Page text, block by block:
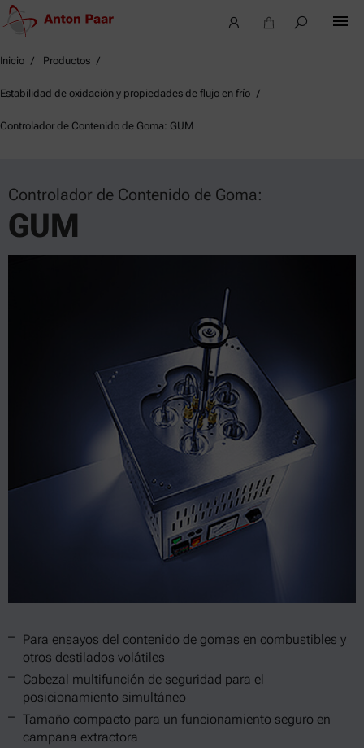
Inicio Productos
Estabilidad de oxidación y propiedades de flujo en frío
Controlador de Contenido de Goma: GUM
Controlador de Contenido de Goma:
GUM
Para ensayos del contenido de gomas en combustibles y
otros destilados volátiles
Cabezal multifunción de seguridad para el
posicionamiento simultáneo
Tamaño compacto para un funcionamiento seguro en
campana extractora